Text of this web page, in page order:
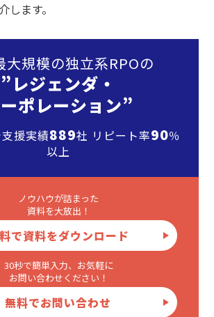
します。
大規模の独立系RPOの
”レジェンダ・
ポレーション”
援実績889社 リピート率90％
以上
ノウハウが詰まった
資料を大放出！
で資料をダウンロード
30秒で簡単入力、お気軽に
お問い合わせください！
無料でお問い合わせ